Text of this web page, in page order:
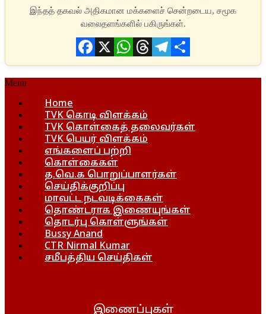
Facebook
X WhatsApp
ThreadsTelegram
Share
Menu
Home
TVK கொடி விளக்கம்
TVK கொள்கைத் தலைவர்கள்
TVK பெயர் விளக்கம்
எங்களைப் பற்றி
கொள்கைகள்
த.வெ.க பொறுப்பாளர்கள்
செய்திக்குறிப்பு
மாவட்ட நடவடிக்கைகள்
தொண்டராக இணையுங்கள்
தொடர்பு கொள்ளுங்கள்
Bussy Anand
CTR Nirmal Kumar
சமீபத்திய செய்திகள்
இணைப்புகள்